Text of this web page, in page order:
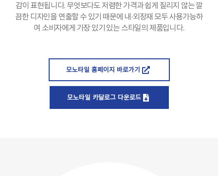
감이 표현됩니다. 무엇보다도 저렴한 가격과 쉽게 질리지 않는 깔
끔한 디자인을 연출할 수 있기 때문에 내·외장재 모두 사용가능하
여 소비자에게 가장 있기 있는 스타일의 제품입니다.
모노타일 홈페이지 바로가기
모노타일 카달로그 다운로드